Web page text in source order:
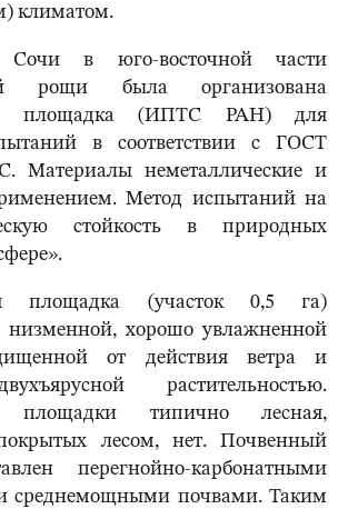
климатом.
в юго-восточной части
рощи была организована
площадка (ИПТС РАН) для
в соответствии с ГОСТ
Материалы неметаллические и
Метод испытаний на
стойкость в природных
площадка (участок 0,5 га)
низменной, хорошо увлажненной
от действия ветра и
растительностью.
площадки типично лесная,
лесом, нет. Почвенный
перегнойно-карбонатными
среднемощными почвами. Таким